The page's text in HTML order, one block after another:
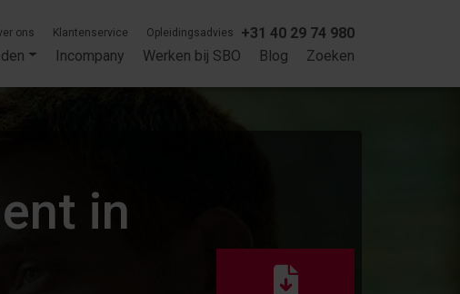
ons Klantenservice Opleidingsadvies
+31 40 29 74 980
Incompany Werken bij SBO Blog Zoeken
in